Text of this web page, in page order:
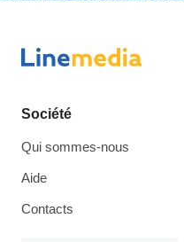
Société
Qui sommes-nous
Aide
Contacts